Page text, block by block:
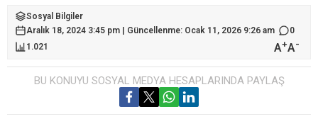
Sosyal Bilgiler
Aralık 18, 2024 3:45 pm | Güncellenme: Ocak 11, 2026 9:26 am
0
1.021
A+A-
BU KONUYU SOSYAL MEDYA HESAPLARINDA PAYLAŞ